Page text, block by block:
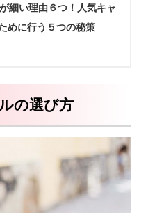
細い理由６つ！人気キャ
めに行う５つの秘策
の選び方